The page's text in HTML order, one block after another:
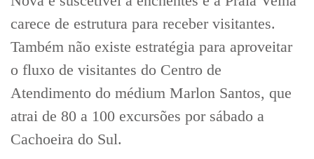
carece de estrutura para receber visitantes.
Também não existe estratégia para aproveitar
o fluxo de visitantes do Centro de
Atendimento do médium Marlon Santos, que
atrai de 80 a 100 excursões por sábado a
Cachoeira do Sul.